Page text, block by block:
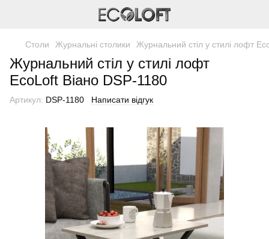
Столи Журнальні столики Журнальний стіл у стилі лофт
Журнальний стіл у стилі лофт
EcoLoft Віано DSP-1180
Артикул: DSP-1180 Написати відгук